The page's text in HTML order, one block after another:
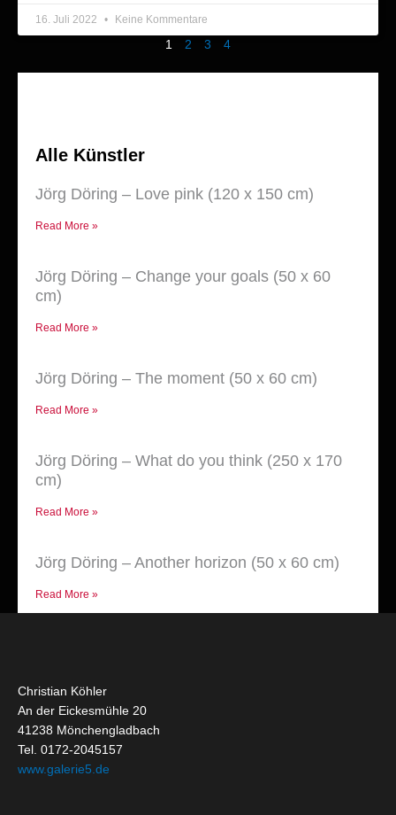
16. Juli 2022 Keine Kommentare
1 2 3 4
Alle Künstler
Jörg Döring – Love pink (120 x 150 cm)
Read More »
Jörg Döring – Change your goals (50 x 60
cm)
Read More »
Jörg Döring – The moment (50 x 60 cm)
Read More »
Jörg Döring – What do you think (250 x 170
cm)
Read More »
Jörg Döring – Another horizon (50 x 60 cm)
Read More »
Christian Köhler
An der Eickesmühle 20
41238 Mönchengladbach
Tel. 0172-2045157
www.galerie5.de